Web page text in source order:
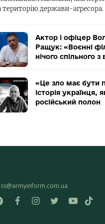
територію держави-
Актор і офіцер
Ращук: «Воєнні
нічого спільного з
«Це зло має бути
історія українця,
російський полон